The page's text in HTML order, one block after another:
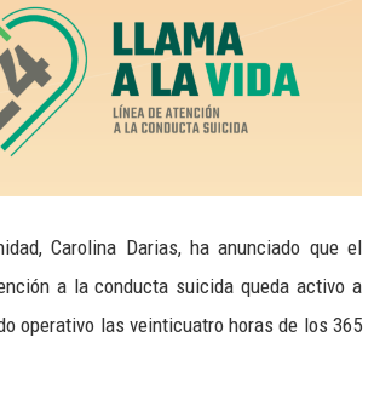
Carolina Darias, ha anunciado que el
a la conducta suicida queda activo a
operativo las veinticuatro horas de los 365